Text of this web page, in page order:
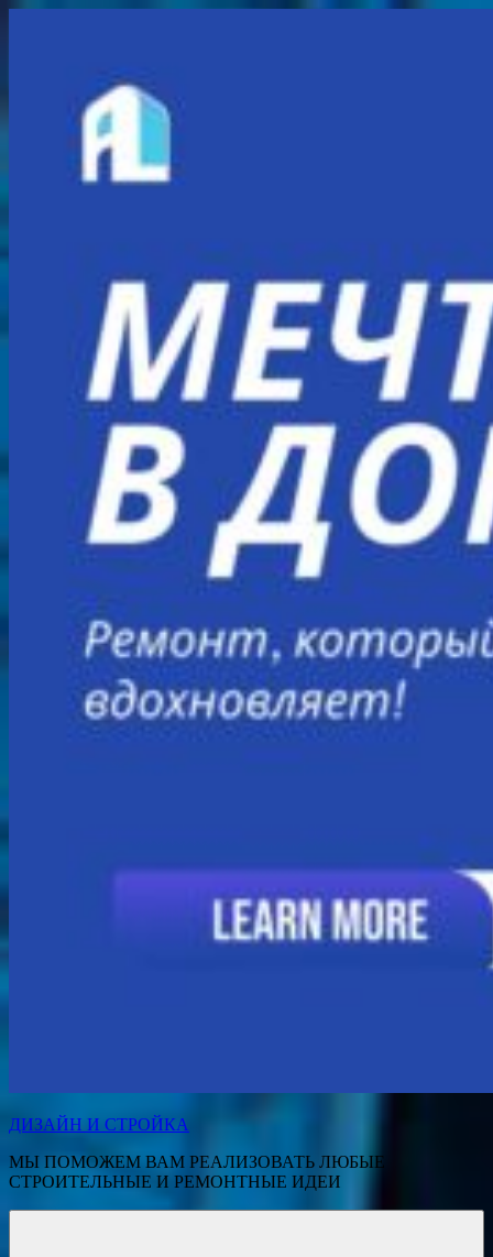
ДИЗАЙН И СТРОЙКА
МЫ ПОМОЖЕМ ВАМ РЕАЛИЗОВАТЬ ЛЮБЫЕ
СТРОИТЕЛЬНЫЕ И РЕМОНТНЫЕ ИДЕИ